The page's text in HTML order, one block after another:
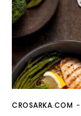
CROSARKA.COM -